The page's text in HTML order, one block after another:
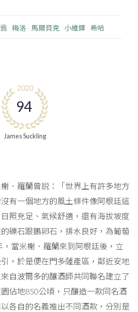
梅洛 馬爾貝克 小維鐸 希哈
2020
94
James Suckling
．羅蘭曾説：「世界上有許多地方
有一個地方的風土條件像阿根廷這
照充足、氣候舒適，還有海拔坡度
礫石跟鵝卵石，排水良好，為葡萄
當米榭．羅蘭來到阿根廷後，立
，於是便在門多薩產區，鄰近安地
自波爾多的釀酒師共同聯名建立了
佔地850公頃，只釀造一款同名酒
各自的名義推出不同酒款，分別是